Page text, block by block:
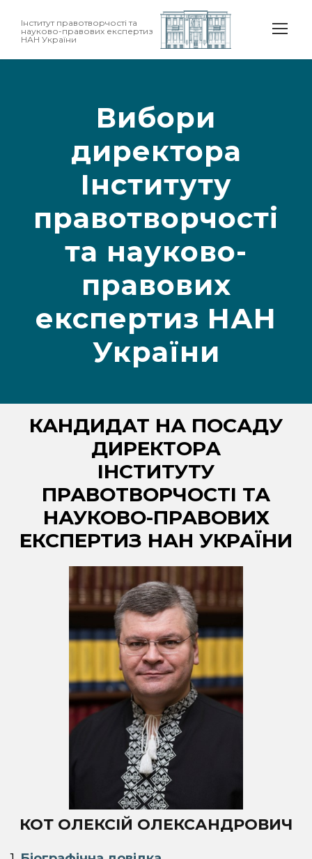
Інститут правотворчості та
науково-правових експертиз
НАН України
Вибори
директора
Інституту
правотворчості
та науково-
правових
експертиз НАН
України
КАНДИДАТ НА ПОСАДУ
ДИРЕКТОРА
ІНСТИТУТУ
ПРАВОТВОРЧОСТІ ТА
НАУКОВО-ПРАВОВИХ
ЕКСПЕРТИЗ НАН УКРАЇНИ
КОТ ОЛЕКСІЙ ОЛЕКСАНДРОВИЧ